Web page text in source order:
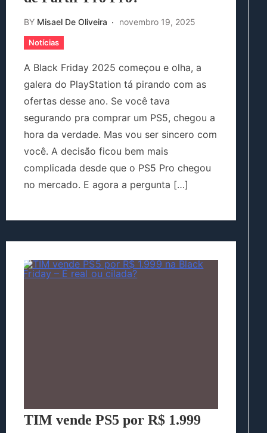
BY Misael De Oliveira novembro 19, 2025
Notícias
A Black Friday 2025 começou e olha, a
galera do PlayStation tá pirando com as
ofertas desse ano. Se você tava
segurando pra comprar um PS5, chegou a
hora da verdade. Mas vou ser sincero com
você. A decisão ficou bem mais
complicada desde que o PS5 Pro chegou
no mercado. E agora a pergunta […]
TIM vende PS5 por R$ 1.999